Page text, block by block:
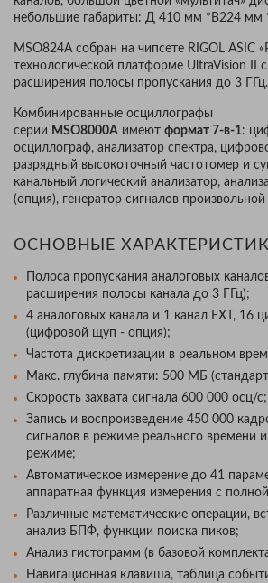
небольшие габариты: Д 410 мм *В224 мм
MSO824A собран на чипсете RIGOL ASIC
технологической платформе UltraVision II
расширения полосы пропускания до 3 ГГц.
Комбинированные осциллографы
серии MSO8000A имеют формат 7-в-1:
осциллограф, анализатор спектра,
разрядный высокоточный частотомер и
канальный логический анализатор,
(опция), генератор сигналов
ОСНОВНЫЕ
Полоса пропускания аналоговых
расширения полосы канала до 3 ГГц);
4 аналоговых канала и 1 канал EXT, 16
(цифровой щуп - опция);
Частота дискретизации в реальном
Макс. глубина памяти: 500 МБ
Скорость захвата сигнала 600 000 осц/с;
Запись и воспроизведение 450 000
сигналов в режиме реального времени
режиме;
Автоматическое измерение до 41
аппаратная функция измерения с
Различные математические операции,
анализ БПФ, функции поиска пиков;
Анализ гистограмм (в базовой
Навигационная клавиша, таблица